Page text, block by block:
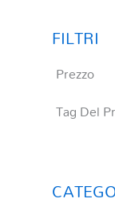
Prezzo
Tag Del